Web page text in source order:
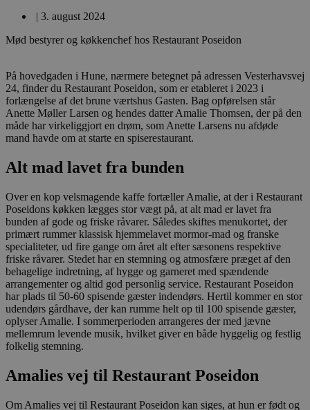
| 3. august 2024
Mød bestyrer og køkkenchef hos Restaurant Poseidon
På hovedgaden i Hune, nærmere betegnet på adressen Vesterhavsvej
24, finder du Restaurant Poseidon, som er etableret i 2023 i
forlængelse af det brune værtshus Gasten. Bag opførelsen står
Anette Møller Larsen og hendes datter Amalie Thomsen, der på den
måde har virkeliggjort en drøm, som Anette Larsens nu afdøde
mand havde om at starte en spiserestaurant.
Alt mad lavet fra bunden
Over en kop velsmagende kaffe fortæller Amalie, at der i Restaurant
Poseidons køkken lægges stor vægt på, at alt mad er lavet fra
bunden af gode og friske råvarer. Således skiftes menukortet, der
primært rummer klassisk hjemmelavet mormor-mad og franske
specialiteter, ud fire gange om året alt efter sæsonens respektive
friske råvarer. Stedet har en stemning og atmosfære præget af den
behagelige indretning, af hygge og garneret med spændende
arrangementer og altid god personlig service. Restaurant Poseidon
har plads til 50-60 spisende gæster indendørs. Hertil kommer en stor
udendørs gårdhave, der kan rumme helt op til 100 spisende gæster,
oplyser Amalie. I sommerperioden arrangeres der med jævne
mellemrum levende musik, hvilket giver en både hyggelig og festlig
folkelig stemning.
Amalies vej til Restaurant Poseidon
Om Amalies vej til Restaurant Poseidon kan siges, at hun er født og